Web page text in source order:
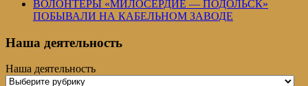
ВОЛОНТЕРЫ «МИЛОСЕРДИЕ — ПОДОЛЬСК»
ПОБЫВАЛИ НА КАБЕЛЬНОМ ЗАВОДЕ
Наша деятельность
Наша деятельность